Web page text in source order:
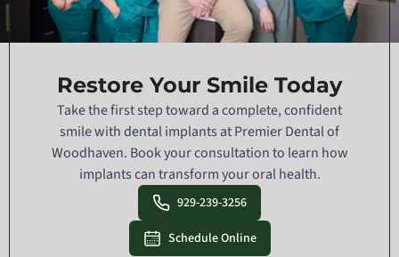
Restore Your Smile Today
Take the first step toward a complete, confident
smile with dental implants at Premier Dental of
Woodhaven. Book your consultation to learn how
implants can transform your oral health.
929-239-3256
Schedule Online